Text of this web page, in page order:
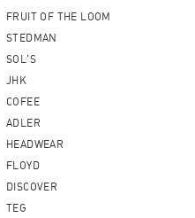
FRUIT OF THE LOOM
STEDMAN
SOL'S
JHK
COFEE
ADLER
HEADWEAR
FLOYD
DISCOVER
TEG